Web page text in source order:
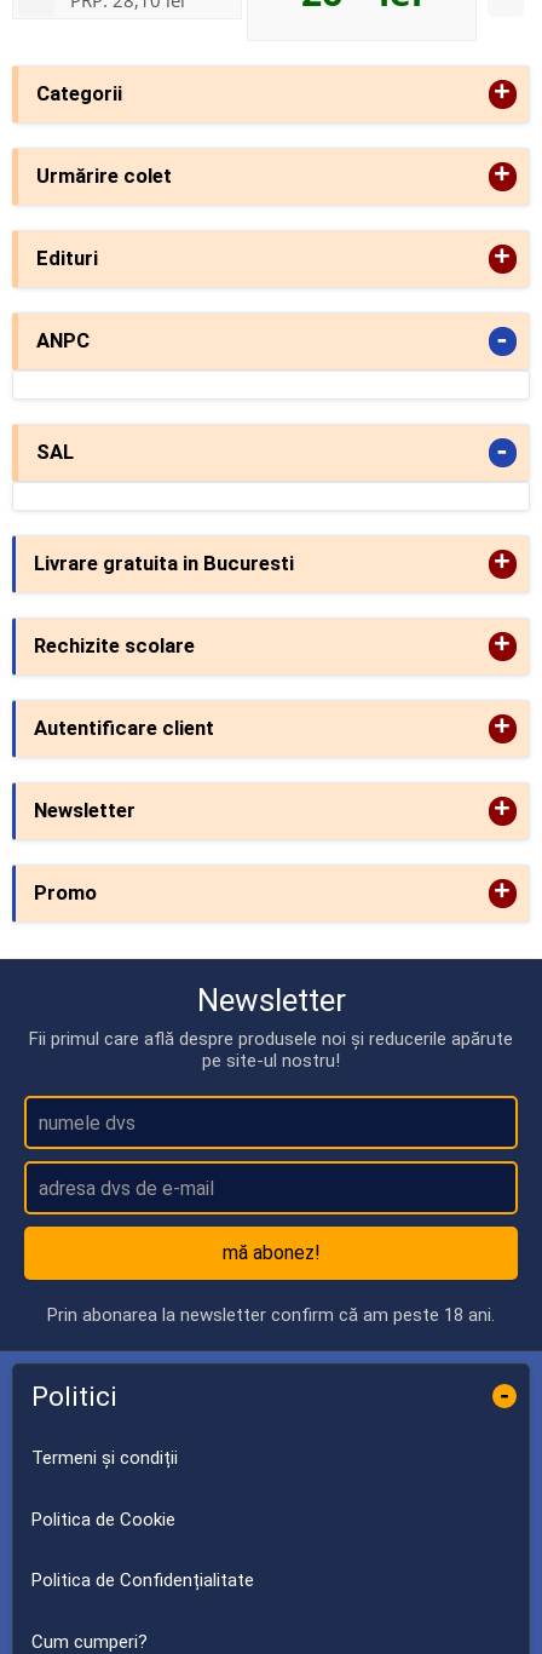
Categorii +
Urmărire colet +
Edituri +
ANPC -
SAL -
Livrare gratuita in Bucuresti +
Rechizite scolare +
Autentificare client +
Newsletter +
Promo +
Newsletter
Fii primul care află despre produsele noi și reducerile apărute
pe site-ul nostru!
mă abonez!
Prin abonarea la newsletter confirm că am peste 18 ani.
Politici -
Termeni și condiții
Politica de Cookie
Politica de Confidențialitate
Cum cumperi?